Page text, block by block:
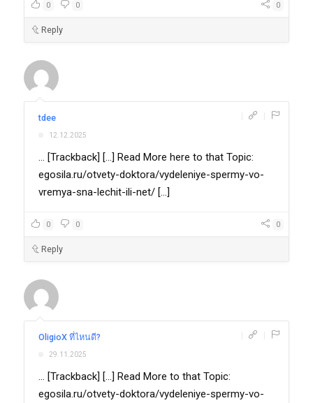
0 0 0
Reply
tdee
12.12.2025
... [Trackback] [...] Read More here to that Topic:
egosila.ru/otvety-doktora/vydeleniye-spermy-vo-
vremya-sna-lechit-ili-net/ [...]
0 0 0
Reply
OligioX ที่ไหนดี?
29.11.2025
... [Trackback] [...] Read More to that Topic:
egosila.ru/otvety-doktora/vydeleniye-spermy-vo-